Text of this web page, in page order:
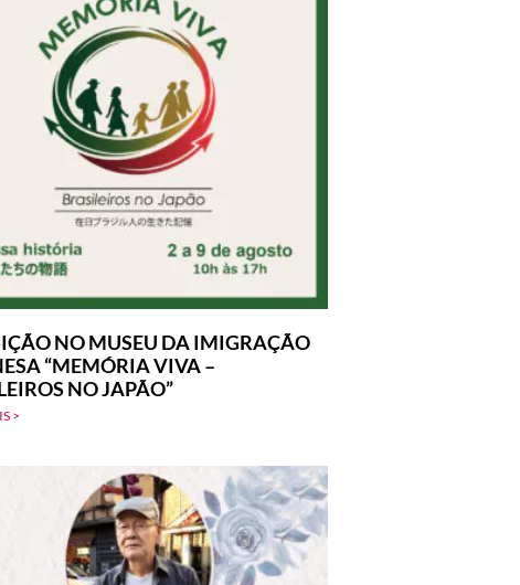
NO MUSEU DA IMIGRAÇÃO
“MEMÓRIA VIVA –
NO JAPÃO”
>